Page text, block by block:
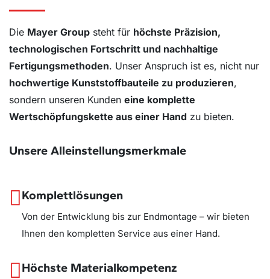
Die Mayer Group steht für höchste Präzision,
technologischen Fortschritt und nachhaltige
Fertigungsmethoden. Unser Anspruch ist es, nicht nur
hochwertige Kunststoffbauteile zu produzieren,
sondern unseren Kunden eine komplette
Wertschöpfungskette aus einer Hand zu bieten.
Unsere Alleinstellungsmerkmale
Komplettlösungen
Von der Entwicklung bis zur Endmontage – wir bieten
Ihnen den kompletten Service aus einer Hand.
Höchste Materialkompetenz